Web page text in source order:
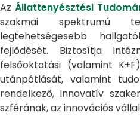
AzÁllattenyésztési
szakmai spektrumú
legtehetségesebb
fejlődését. Biztosítja
felsőoktatási (valamint
utánpótlását, valamint
rendelkező, innovatív
szférának, az innovációs